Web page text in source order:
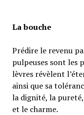
La bouche
Prédire le revenu
pulpeuses sont les
lèvres révèlent
ainsi que sa
la dignité, la
et le charme.